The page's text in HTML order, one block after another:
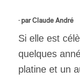
· parClaude André
Si elle est
quelques
platine et un